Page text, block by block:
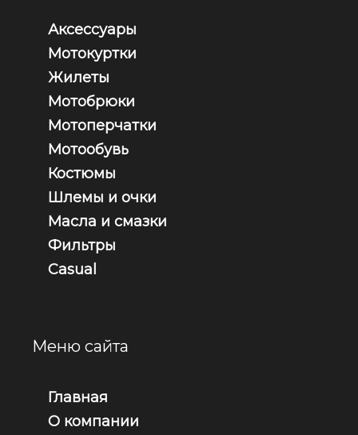
Аксессуары
Мотокуртки
Жилеты
Мотобрюки
Мотоперчатки
Мотообувь
Костюмы
Шлемы и очки
Масла и смазки
Фильтры
Casual
Меню сайта
Главная
О компании